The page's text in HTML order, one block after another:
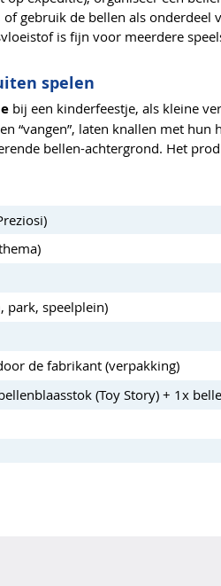
gebruik de bellen als onderdeel
is fijn voor meerdere
spelen
bij een kinderfeestje, als kleine
“vangen”, laten knallen met hun
bellen-achtergrond. Het
park, speelplein)
de fabrikant (verpakking)
(Toy Story) + 1x